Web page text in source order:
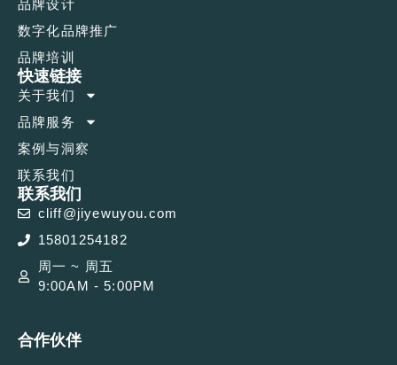
品牌设计
数字化品牌推广
品牌培训
快速链接
关于我们
品牌服务
案例与洞察
联系我们
联系我们
cliff@jiyewuyou.com
15801254182
周一 ~ 周五
9:00AM - 5:00PM
合作伙伴